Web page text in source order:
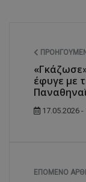
έφυγε με
17.05.2026 -
ΕΠΌΜΕΝΟ